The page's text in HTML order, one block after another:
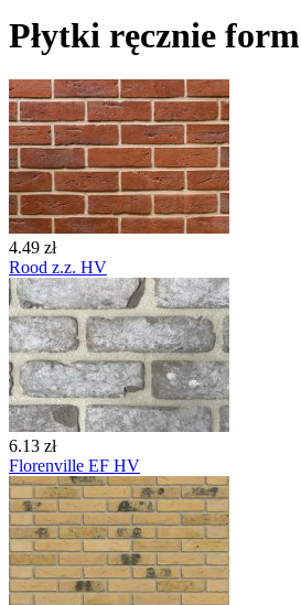
Płytki ręcznie
4.49 zł
Rood z.z. HV
6.13 zł
Florenville EF HV